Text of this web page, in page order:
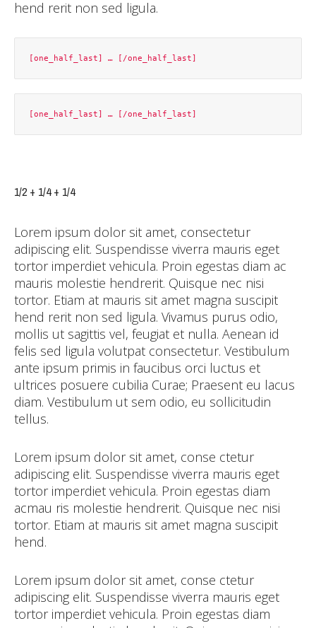
hend rerit non sed ligula.
1/2 + 1/4 + 1/4
Lorem ipsum dolor sit amet, consectetur
adipiscing elit. Suspendisse viverra mauris eget
tortor imperdiet vehicula. Proin egestas diam ac
mauris molestie hendrerit. Quisque nec nisi
tortor. Etiam at mauris sit amet magna suscipit
hend rerit non sed ligula. Vivamus purus odio,
mollis ut sagittis vel, feugiat et nulla. Aenean id
felis sed ligula volutpat consectetur. Vestibulum
ante ipsum primis in faucibus orci luctus et
ultrices posuere cubilia Curae; Praesent eu lacus
diam. Vestibulum ut sem odio, eu sollicitudin
tellus.
Lorem ipsum dolor sit amet, conse ctetur
adipiscing elit. Suspendisse viverra mauris eget
tortor imperdiet vehicula. Proin egestas diam
acmau ris molestie hendrerit. Quisque nec nisi
tortor. Etiam at mauris sit amet magna suscipit
hend.
Lorem ipsum dolor sit amet, conse ctetur
adipiscing elit. Suspendisse viverra mauris eget
tortor imperdiet vehicula. Proin egestas diam